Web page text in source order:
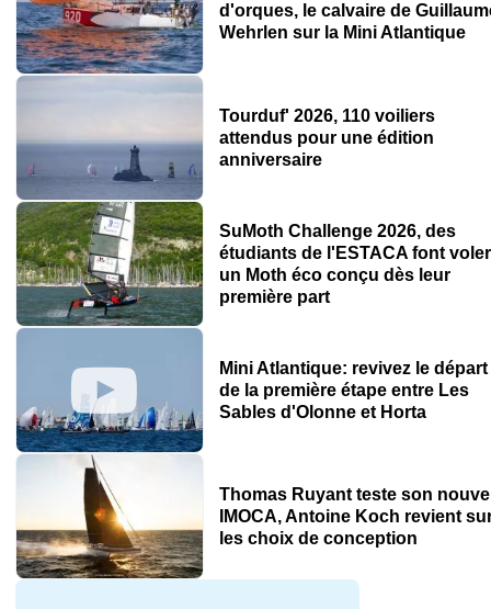
d'orques, le calvaire de
Wehrlen sur la Mini Atlantique
Tourduf' 2026, 110 voiliers
attendus pour une édition
anniversaire
SuMoth Challenge 2026, des
étudiants de l'ESTACA font voler
un Moth éco conçu dès leur
première part
Mini Atlantique: revivez le départ
de la première étape entre Les
Sables d'Olonne et Horta
Thomas Ruyant teste son
IMOCA, Antoine Koch revient
les choix de conception